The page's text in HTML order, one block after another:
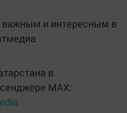
и интересным в
в
MАХ: